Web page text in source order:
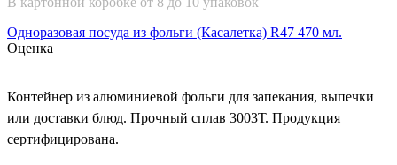
Одноразовая посуда из фольги (Касалетка) R47 470 мл.
Оценка
Контейнер из алюминиевой фольги для запекания, выпечки
или доставки блюд. Прочный сплав 3003Т. Продукция
сертифицирована.